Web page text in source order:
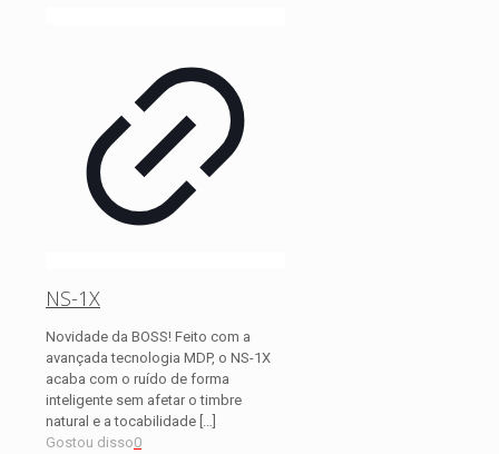
NS-1X
Novidade da BOSS! Feito com a
avançada tecnologia MDP, o NS-1X
acaba com o ruído de forma
inteligente sem afetar o timbre
natural e a tocabilidade
Gostou disso0